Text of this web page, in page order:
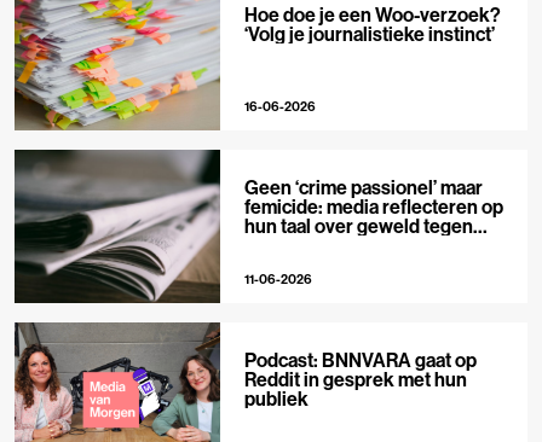
Hoe doe je een Woo-verzoek?
‘Volg je journalistieke instinct’
16-06-2026
Geen ‘crime passionel’ maar
femicide: media reflecteren op
hun taal over geweld tegen
11-06-2026
Podcast: BNNVARA gaat op
Reddit in gesprek met hun
publiek